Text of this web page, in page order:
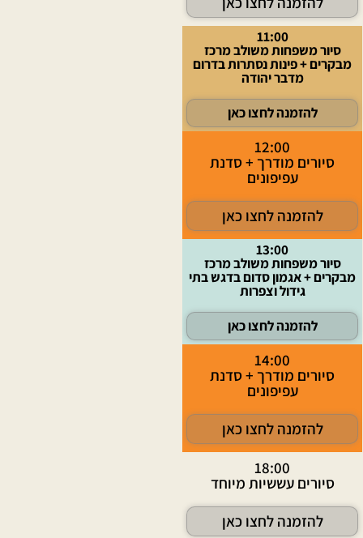
11:00
סיור משפחות משולב מרכז
מבקרים + פינות נסתרות בדרום
מדבר יהודה
להזמנה לחצו כאן
12:00
סיורים מודרך + סדנת
עפיפונים
להזמנה לחצו כאן
13:00
סיור משפחות משולב מרכז
מבקרים + אגמון סדום בדגש בתי
גידול וצפרות
להזמנה לחצו כאן
14:00
סיורים מודרך + סדנת
עפיפונים
להזמנה לחצו כאן
18:00
סיורים עששיות מיוחד
להזמנה לחצו כאן